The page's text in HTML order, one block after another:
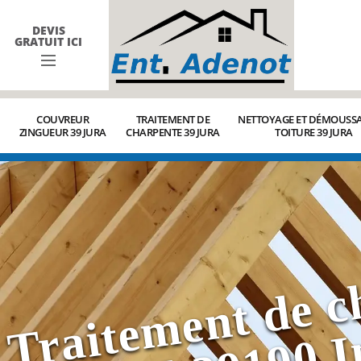
DEVIS
GRATUIT ICI
COUVREUR
ZINGUEUR 39 JURA
TRAITEMENT DE
CHARPENTE 39 JURA
NETTOYAGE ET
TOITURE 39 JURA